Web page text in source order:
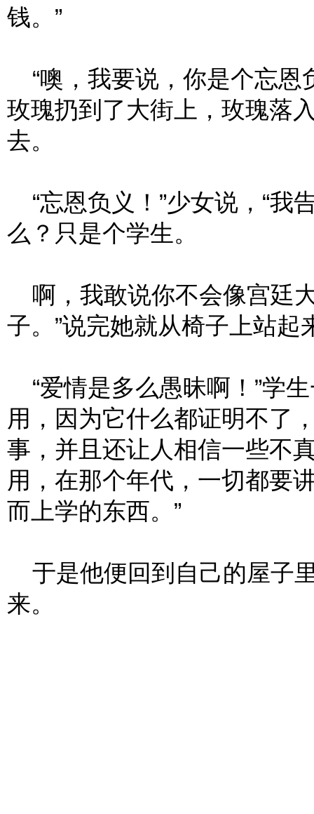
钱。”
“噢，我要说，你是个忘恩
玫瑰扔到了大街上，玫瑰落
去。
“忘恩负义！”少女说，“我
么？只是个学生。
啊，我敢说你不会像宫廷
子。”说完她就从椅子上站起
“爱情是多么愚昧啊！”学
用，因为它什么都证明不了
事，并且还让人相信一些不
用，在那个年代，一切都要
而上学的东西。”
于是他便回到自己的屋子
来。